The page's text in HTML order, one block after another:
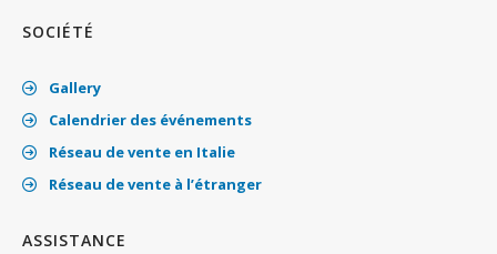
SOCIÉTÉ
Gallery
Calendrier des événements
Réseau de vente en Italie
Réseau de vente à l’étranger
ASSISTANCE